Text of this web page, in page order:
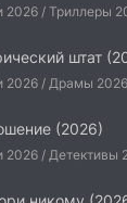
штат
(2026)